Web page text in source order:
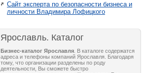
Сайт эксперта по безопасности бизнеса и
личности Владимира Лофицкого
Ярославль. Каталог
Бизнес-каталог Ярославля . В каталоге содержатся
адреса и телефоны компаний Ярославля. Благодаря
тому, что организации разделены по роду
деятельности, Вы сможете быстро